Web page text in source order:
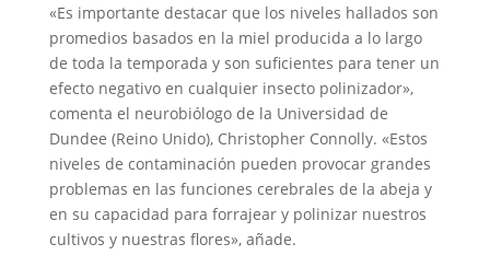
«Es importante destacar que los niveles hallados son
promedios basados en la miel producida a lo largo
de toda la temporada y son suficientes para tener un
efecto negativo en cualquier insecto polinizador»,
comenta el neurobiólogo de la Universidad de
Dundee (Reino Unido), Christopher Connolly. «Estos
niveles de contaminación pueden provocar grandes
problemas en las funciones cerebrales de la abeja y
en su capacidad para forrajear y polinizar nuestros
cultivos y nuestras flores», añade.